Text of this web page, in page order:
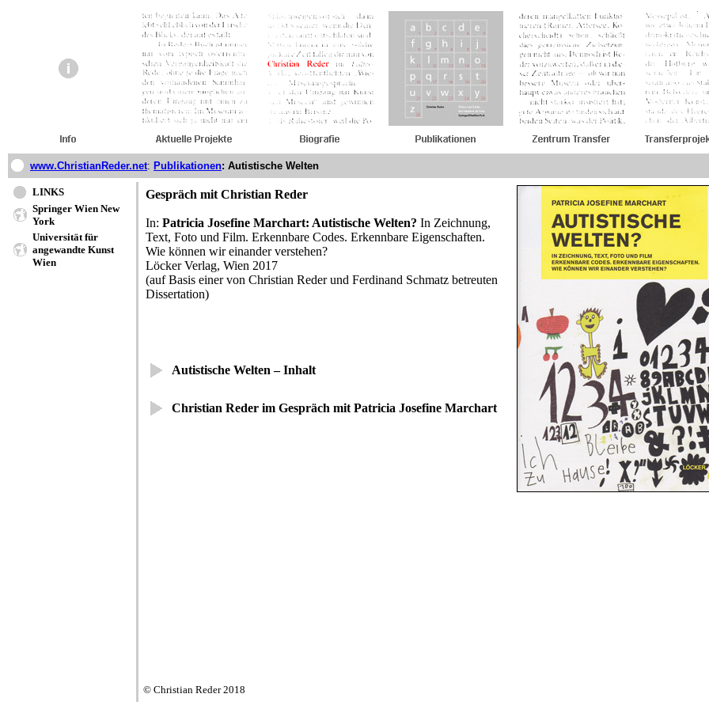
www.ChristianReder.net: Publikationen: Autistische Welten
LINKS
Springer Wien New
York
Universität für
angewandte Kunst
Wien
Gespräch mit Christian Reder
In: Patricia Josefine Marchart: Autistische Welten? In Zeichnung,
Text, Foto und Film. Erkennbare Codes. Erkennbare Eigenschaften.
Wie können wir einander verstehen?
Löcker Verlag, Wien 2017
(auf Basis einer von Christian Reder und Ferdinand Schmatz betreuten
Dissertation)
Autistische Welten – Inhalt
Christian Reder im Gespräch mit Patricia Josefine Marchart
© Christian Reder 2018